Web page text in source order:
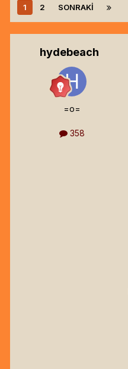
1 2 SONRAKI
hydebeach
=o=
358